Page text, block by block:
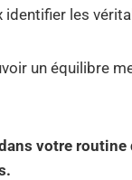
les
un équilibre
votre